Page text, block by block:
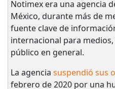
Notimex era una agencia
México, durante más de
fuente clave de
internacional para
público en general.
La agencia suspendió sus
febrero de 2020 por una